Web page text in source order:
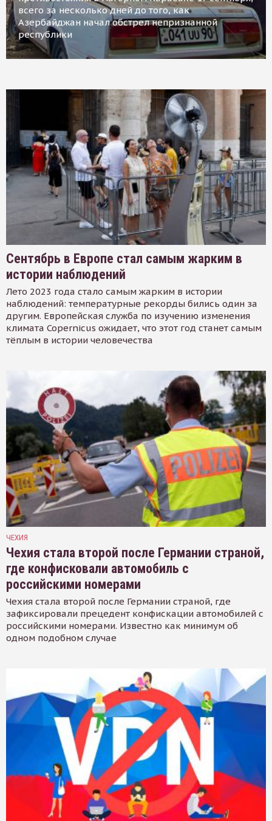
всего за несколько дней до того, как
Азербайджан начал обстрел непризнанной
республики
Сентябрь в Европе стал самым жарким в
истории наблюдений
Лето 2023 года стало самым жарким в истории
наблюдений: температурные рекорды бились один за
другим. Европейская служба по изучению изменения
климата Copernicus ожидает, что этот год станет самым
тёплым в истории человечества
ЧЕХИЯ
Чехия стала второй после Германии страной,
где конфисковали автомобиль с
российскими номерами
Чехия стала второй после Германии страной, где
зафиксировали прецедент конфискации автомобилей с
российскими номерами. Известно как минимум об
одном подобном случае